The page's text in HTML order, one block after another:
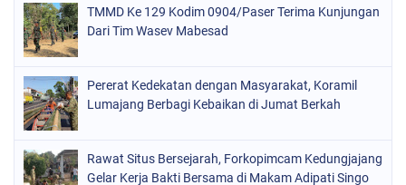
TMMD Ke 129 Kodim 0904/Paser Terima Kunjungan
Dari Tim Wasev Mabesad
Pererat Kedekatan dengan Masyarakat, Koramil
Lumajang Berbagi Kebaikan di Jumat Berkah
Rawat Situs Bersejarah, Forkopimcam Kedungjajang
Gelar Kerja Bakti Bersama di Makam Adipati Singo